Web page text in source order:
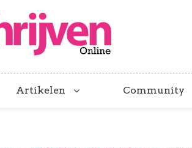
Artikelen Community